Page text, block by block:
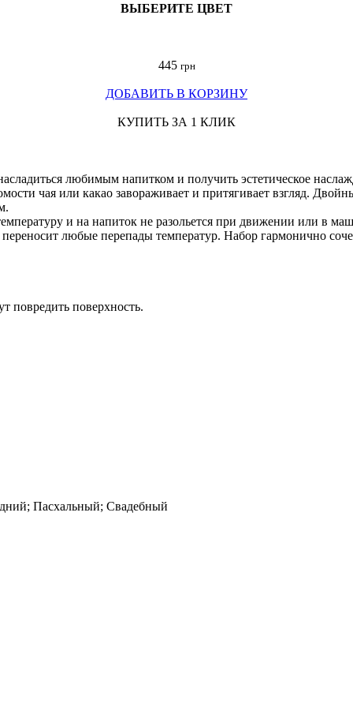
ВЫБЕРИТЕ ЦВЕТ
445 грн
ДОБАВИТЬ В КОРЗИНУ
КУПИТЬ ЗА 1 КЛИК
любимым напитком и получить эстетическое
чая или какао завораживает и притягивает взгляд.
и на напиток не разольется при движении или в
любые перепады температур. Набор гармонично
повредить поверхность.
Пасхальный; Свадебный